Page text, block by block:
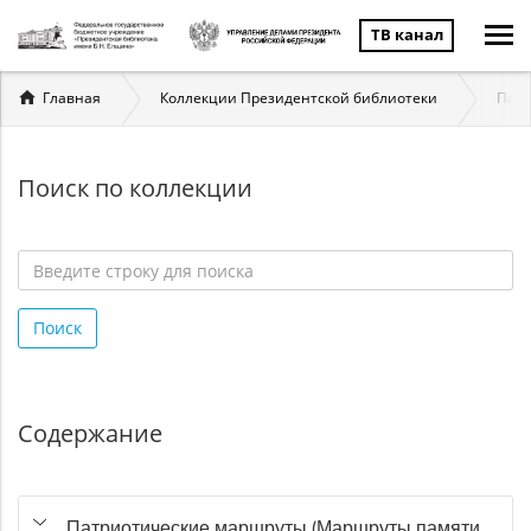
ТВ канал
Вы
здесь
Главная Коллекции Президентской библиотеки
Поиск по коллекции
строку
для
Поиск
Содержание